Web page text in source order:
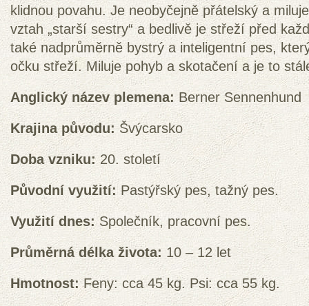
klidnou povahu. Je neobyčejně přátelský a
vztah „starší sestry“ a bedlivě je střeží před
také nadprůměrně bystrý a inteligentní pes,
očku střeží. Miluje pohyb a skotačení a je to
Anglický název plemena: Berner Sennenhund
Krajina původu: Švýcarsko
Doba vzniku:20. století
Původní využití: Pastýřský pes, tažný pes.
Využití dnes:Společník, pracovní pes.
Průměrná délka života: 10 – 12 let
Hmotnost:Feny: cca 45 kg. Psi: cca 55 kg.